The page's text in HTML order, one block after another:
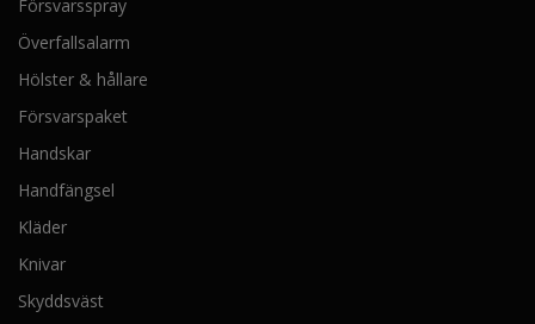
Försvarsspray
Överfallsalarm
Hölster & hållare
Försvarspaket
Handskar
Handfängsel
Kläder
Knivar
Skyddsväst